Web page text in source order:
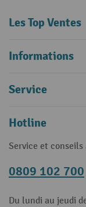
Les Top Ventes
Informations
Service
Hotline
Service et conseils
0809 102 700
Du lundi au jeudi